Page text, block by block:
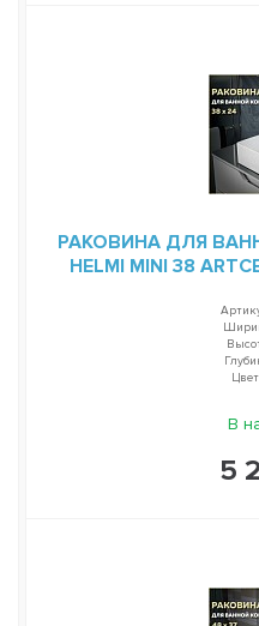
РАКОВИНА ДЛЯ
HELMI MINI 38
В
5